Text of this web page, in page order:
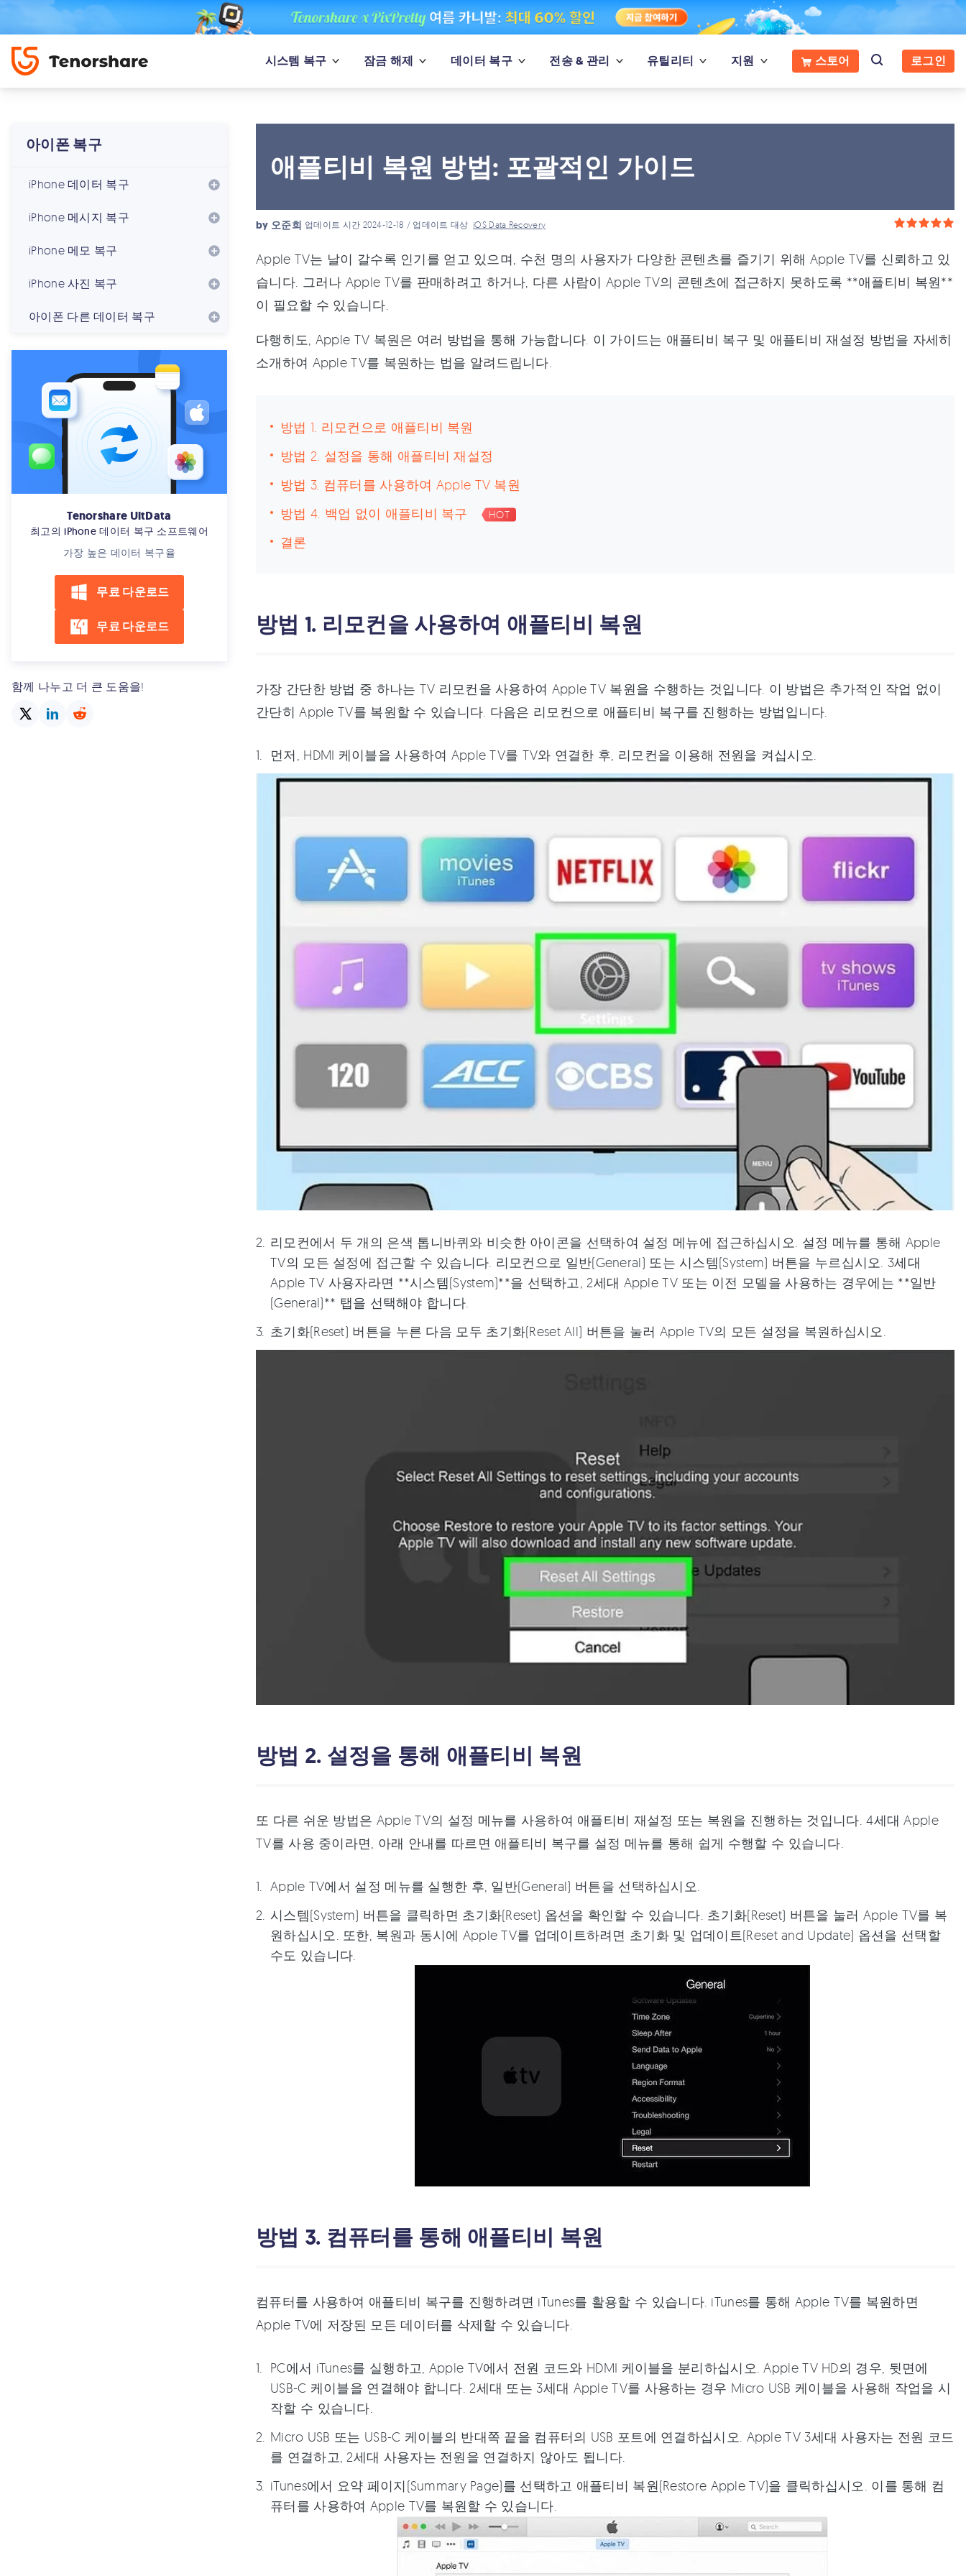
시스템 복구 잠금 해제 데이터 복구 전송 & 관리 유틸리티 지원 스토어 로그인
아이폰 복구
iPhone 데이터 복구
iPhone 메시지 복구
iPhone 메모 복구
iPhone 사진 복구
아이폰 다른 데이터 복구
Tenorshare UltData
최고의 iPhone 데이터 복구 소프트웨어
가장 높은 데이터 복구율
무료 다운로드
무료 다운로드
함께 나누고 더 큰 도움을!
애플티비 복원 방법: 포괄적인 가이드
by 오준희 업데이트 시간 2024-12-18 / 업데이트 대상iOS Data Recovery
Apple TV는 날이 갈수록 인기를 얻고 있으며, 수천 명의 사용자가 다양한 콘텐츠를 즐기기 위해 Apple TV를 신뢰하고 있
습니다. 그러나 Apple TV를 판매하려고 하거나, 다른 사람이 Apple TV의 콘텐츠에 접근하지 못하도록 **애플티비 복원**
이 필요할 수 있습니다.
다행히도, Apple TV 복원은 여러 방법을 통해 가능합니다. 이 가이드는 애플티비 복구 및 애플티비 재설정 방법을 자세히
소개하여 Apple TV를 복원하는 법을 알려드립니다.
방법 1. 리모컨으로 애플티비 복원
방법 2. 설정을 통해 애플티비 재설정
방법 3. 컴퓨터를 사용하여 Apple TV 복원
방법 4. 백업 없이 애플티비 복구
HOT
결론
방법 1. 리모컨을 사용하여 애플티비 복원
가장 간단한 방법 중 하나는 TV 리모컨을 사용하여 Apple TV 복원을 수행하는 것입니다. 이 방법은 추가적인 작업 없이
간단히 Apple TV를 복원할 수 있습니다. 다음은 리모컨으로 애플티비 복구를 진행하는 방법입니다.
먼저, HDMI 케이블을 사용하여 Apple TV를 TV와 연결한 후, 리모컨을 이용해 전원을 켜십시오.
리모컨에서 두 개의 은색 톱니바퀴와 비슷한 아이콘을 선택하여 설정 메뉴에 접근하십시오. 설정 메뉴를 통해 Apple
TV의 모든 설정에 접근할 수 있습니다. 리모컨으로 일반(General) 또는 시스템(System) 버튼을 누르십시오. 3세대
Apple TV 사용자라면 **시스템(System)**을 선택하고, 2세대 Apple TV 또는 이전 모델을 사용하는 경우에는 **일반
(General)** 탭을 선택해야 합니다.
초기화(Reset) 버튼을 누른 다음 모두 초기화(Reset All) 버튼을 눌러 Apple TV의 모든 설정을 복원하십시오.
방법 2. 설정을 통해 애플티비 복원
또 다른 쉬운 방법은 Apple TV의 설정 메뉴를 사용하여 애플티비 재설정 또는 복원을 진행하는 것입니다. 4세대 Apple
TV를 사용 중이라면, 아래 안내를 따르면 애플티비 복구를 설정 메뉴를 통해 쉽게 수행할 수 있습니다.
Apple TV에서 설정 메뉴를 실행한 후, 일반(General) 버튼을 선택하십시오.
시스템(System) 버튼을 클릭하면 초기화(Reset) 옵션을 확인할 수 있습니다. 초기화(Reset) 버튼을 눌러 Apple TV를 복
원하십시오. 또한, 복원과 동시에 Apple TV를 업데이트하려면 초기화 및 업데이트(Reset and Update) 옵션을 선택할
수도 있습니다.
방법 3. 컴퓨터를 통해 애플티비 복원
컴퓨터를 사용하여 애플티비 복구를 진행하려면 iTunes를 활용할 수 있습니다. iTunes를 통해 Apple TV를 복원하면
Apple TV에 저장된 모든 데이터를 삭제할 수 있습니다.
PC에서 iTunes를 실행하고, Apple TV에서 전원 코드와 HDMI 케이블을 분리하십시오. Apple TV HD의 경우, 뒷면에
USB-C 케이블을 연결해야 합니다. 2세대 또는 3세대 Apple TV를 사용하는 경우 Micro USB 케이블을 사용해 작업을 시
작할 수 있습니다.
Micro USB 또는 USB-C 케이블의 반대쪽 끝을 컴퓨터의 USB 포트에 연결하십시오. Apple TV 3세대 사용자는 전원 코드
를 연결하고, 2세대 사용자는 전원을 연결하지 않아도 됩니다.
iTunes에서 요약 페이지(Summary Page)를 선택하고 애플티비 복원(Restore Apple TV)을 클릭하십시오. 이를 통해 컴
퓨터를 사용하여 Apple TV를 복원할 수 있습니다.